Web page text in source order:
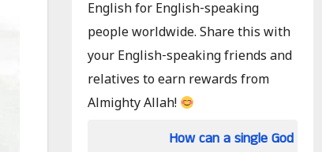
English for English-speaking
people worldwide. Share this with
your English-speaking friends and
relatives to earn rewards from
Almighty Allah!
How can a single God monitor